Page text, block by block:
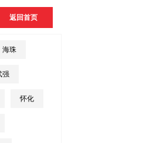
返回首页
海珠
强
怀化